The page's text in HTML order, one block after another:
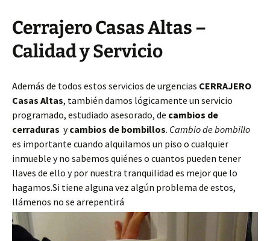
Cerrajero Casas Altas –
Calidad y Servicio
Además de todos estos servicios de urgencias CERRAJERO
Casas Altas, también damos lógicamente un servicio
programado, estudiado asesorado, de cambios de
cerraduras ycambios de bombillos. Cambio de bombillo
es importante cuando alquilamos un piso o cualquier
inmueble y no sabemos quiénes o cuantos pueden tener
llaves de ello y por nuestra tranquilidad es mejor que lo
hagamos.Si tiene alguna vez algún problema de estos,
llámenos no se arrepentirá